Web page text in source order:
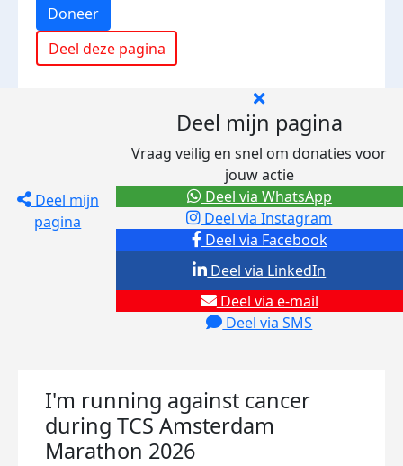
Doneer
Deel deze pagina
Deel mijn
pagina
Deel mijn pagina
Vraag veilig en snel om donaties voor
jouw actie
Deel via Facebook
Deel via Instagram
Deel via e-mail
Deel via SMS
Deel via LinkedIn
Deel via WhatsApp
I'm running against cancer
during TCS Amsterdam
Marathon 2026